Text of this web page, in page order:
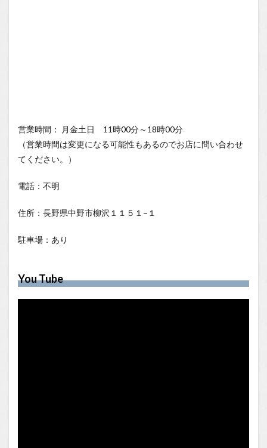
営業時間： 月金土日 11時00分～18時00分
（営業時間は変更になる可能性もあるのでお店に問い合わせ
てください。）
電話：不明
住所：長野県中野市柳沢１１５１−１
駐車場：あり
You Tube